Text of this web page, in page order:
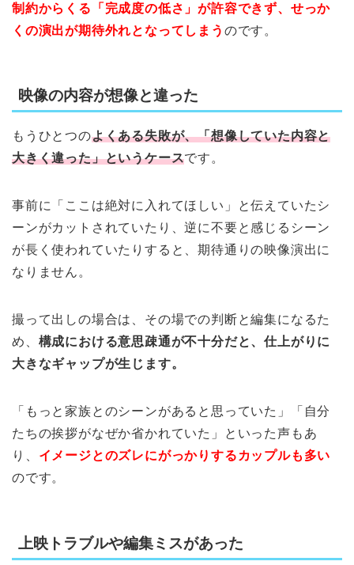
制約からくる「完成度の低さ」が許容できず、せっか
くの演出が期待外れとなってしまう のです。
映像の内容が想像と違った
もうひとつのよくある失敗が、「想像していた内容と
大きく違った」というケースです。
事前に「ここは絶対に入れてほしい」と伝えていたシ
ーンがカットされていたり、逆に不要と感じるシーン
が長く使われていたりすると、期待通りの映像演出に
なりません。
撮って出しの場合は、その場での判断と編集になるた
め、 構成における意思疎通が不十分だと、仕上がりに
大きなギャップが生じます。
「もっと家族とのシーンがあると思っていた」「自分
たちの挨拶がなぜか省かれていた」といった声もあ
り、 イメージとのズレにがっかりするカップルも多い
のです。
上映トラブルや編集ミスがあった